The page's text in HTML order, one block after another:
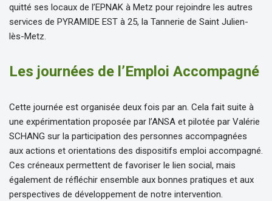
quitté ses locaux de l’EPNAK à Metz pour rejoindre les autres
services de PYRAMIDE EST à 25, la Tannerie de Saint Julien-
lès-Metz.
Les journées de l’Emploi Accompagné
Cette journée est organisée deux fois par an. Cela fait suite à
une expérimentation proposée par l’ANSA et pilotée par Valérie
SCHANG sur la participation des personnes accompagnées
aux actions et orientations des dispositifs emploi accompagné.
Ces créneaux permettent de favoriser le lien social, mais
également de réfléchir ensemble aux bonnes pratiques et aux
perspectives de développement de notre intervention.